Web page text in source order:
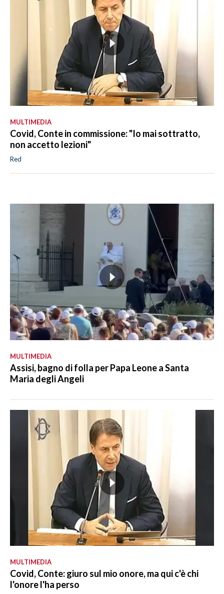
MULTIMEDIA
Covid, Conte in commissione: "Io mai sottratto,
non accetto lezioni"
Red
MULTIMEDIA
Assisi, bagno di folla per Papa Leone a Santa
Maria degli Angeli
MULTIMEDIA
Covid, Conte: giuro sul mio onore, ma qui c'è chi
l'onore l'ha perso